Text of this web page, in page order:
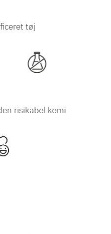
tøj
risikabel kemi